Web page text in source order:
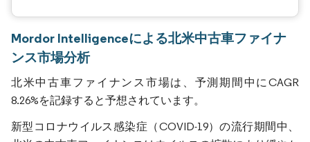
Mordor Intelligenceによる北米中古車ファイナ
ンス市場分析
北米中古車ファイナンス市場は、予測期間中にCAGR
8.26%を記録すると予想されています。
新型コロナウイルス感染症（COVID-19）の流行期間中、